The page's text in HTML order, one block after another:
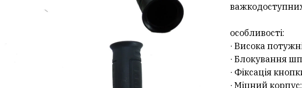
особливості:
· Висока
· Блокування
· Фіксація
· Міцний корпус;